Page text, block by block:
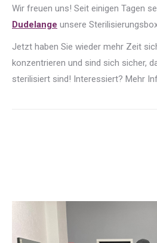
Wir freuen uns! Seit einigen Tagen
Dudelange unsere
Jetzt haben Sie wieder mehr Zeit
konzentrieren und sind sich sicher,
sterilisiert sind! Interessiert? Mehr